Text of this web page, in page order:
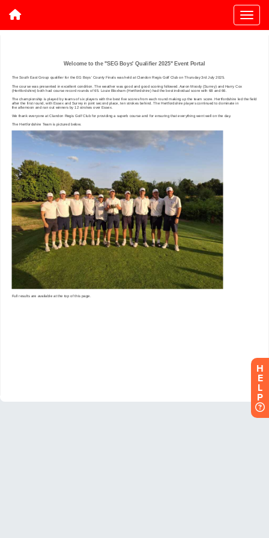
H
E
L
P